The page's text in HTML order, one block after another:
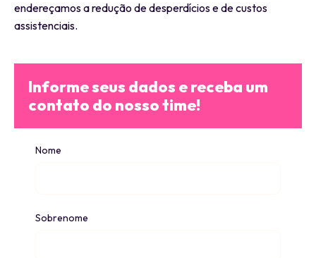
endereçamos a redução de desperdícios e de custos
assistenciais.
Informe seus dados e receba um
contato do nosso time!
Nome
Sobrenome